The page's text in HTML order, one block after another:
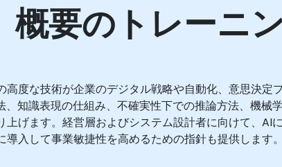
概要のトレーニ
度な技術が企業のデジタル戦略や自動化、意思決定
知識表現の仕組み、不確実性下での推論方法、機械
げます。経営層およびシステム設計者に向けて、AI
入して事業敏捷性を高めるための指針も提供します。